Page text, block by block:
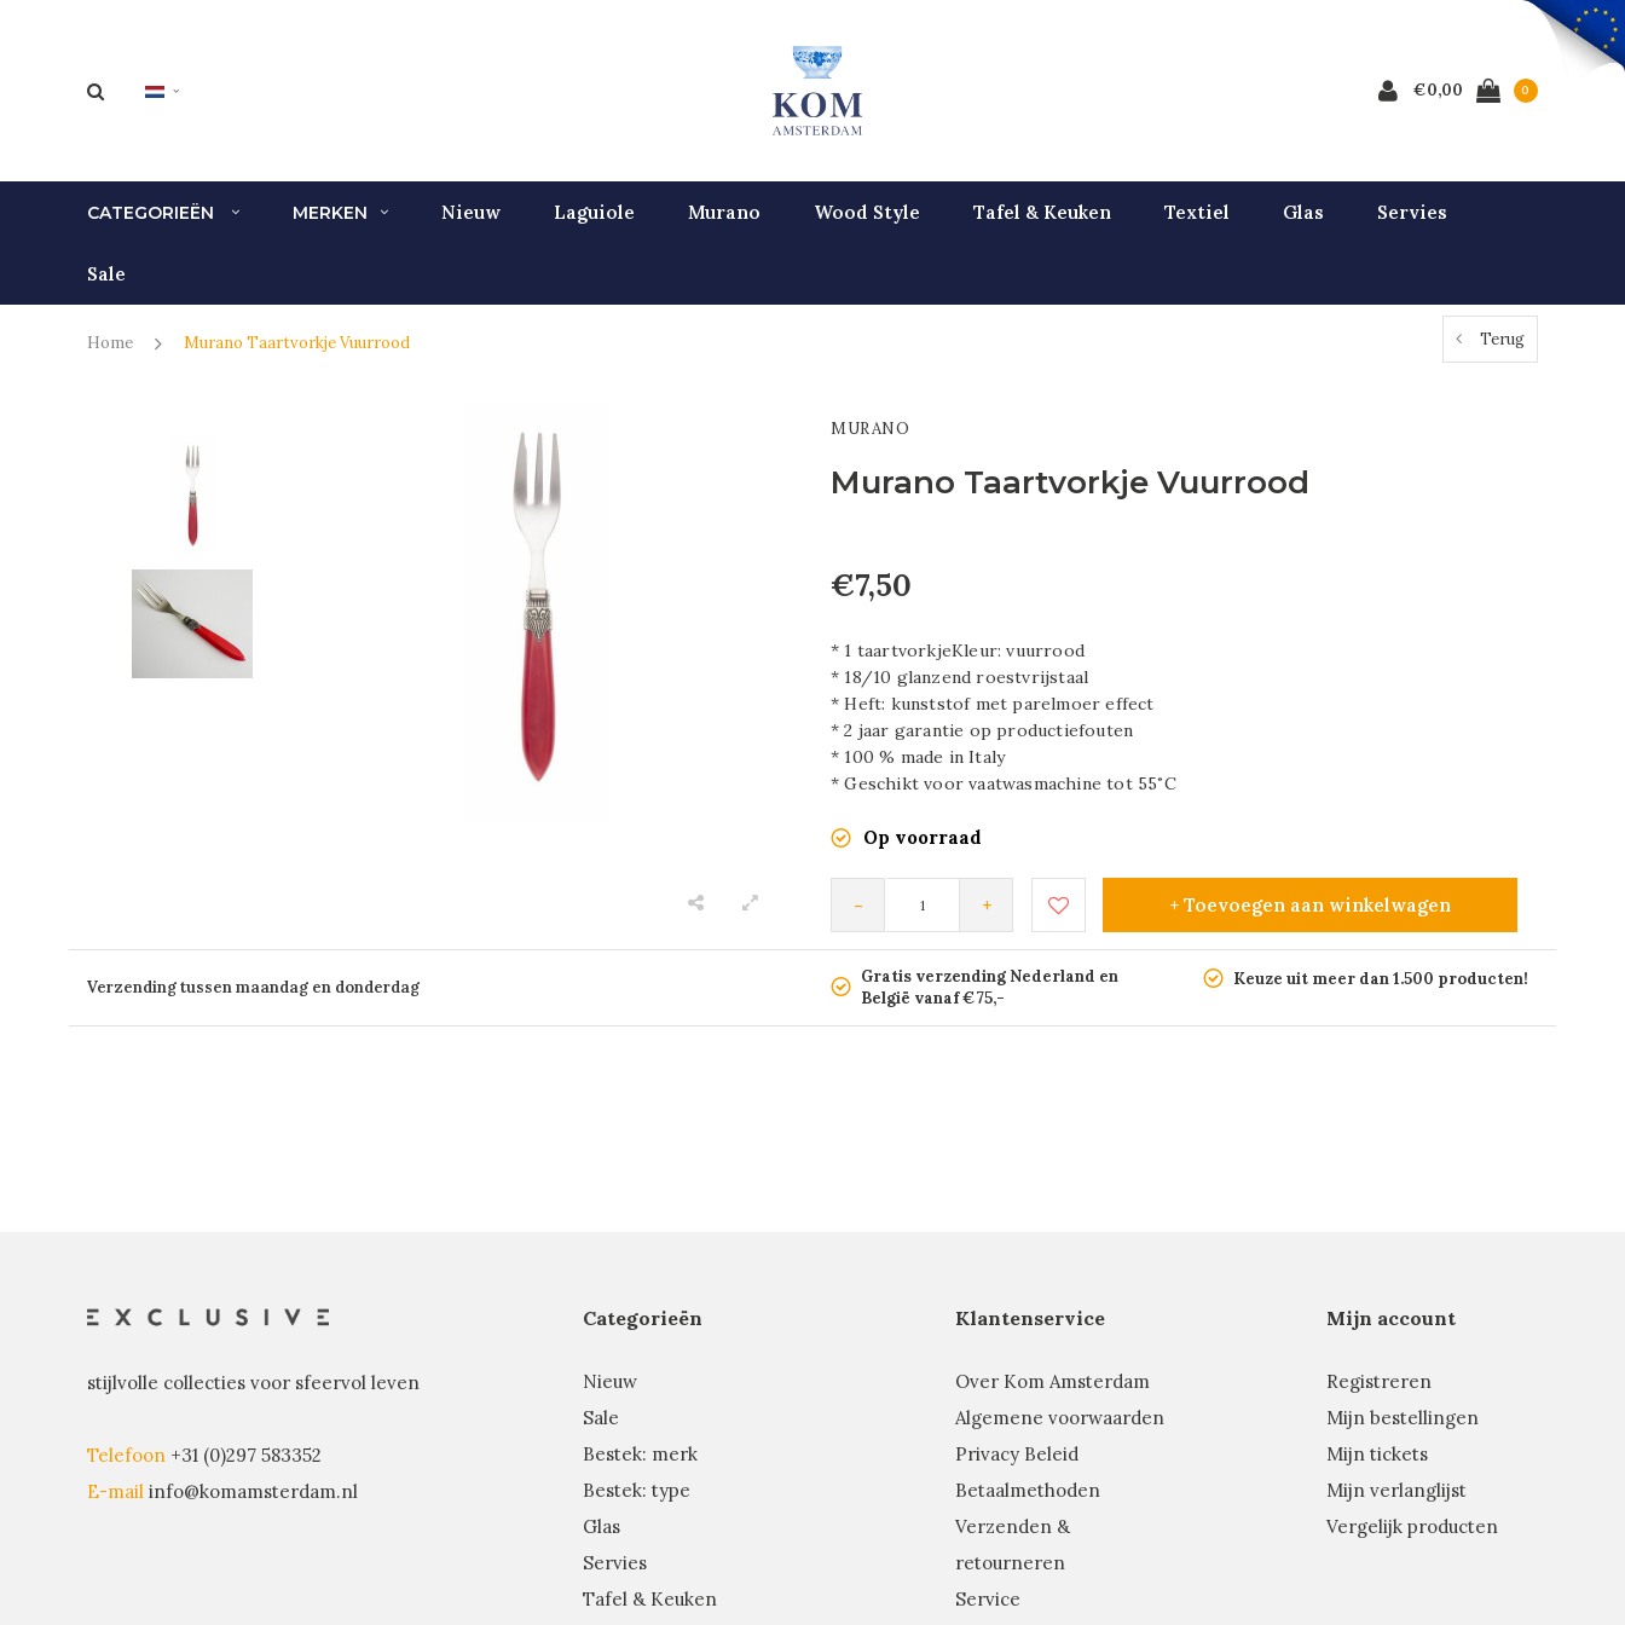
€0,00 0
CATEGORIEËN MERKEN Nieuw Laguiole Murano Wood Style Tafel & Keuken Textiel Glas Servies
Sale
Home Murano Taartvorkje Vuurrood Terug
MURANO
Murano Taartvorkje Vuurrood
€7,50
* 1 taartvorkjeKleur: vuurrood
* 18/10 glanzend roestvrijstaal
* Heft: kunststof met parelmoer effect
* 2 jaar garantie op productiefouten
* 100 % made in Italy
* Geschikt voor vaatwasmachine tot 55˚C
Op voorraad
- + + Toevoegen aan winkelwagen
Verzending tussen maandag en donderdag
Gratis verzending Nederland en
België vanaf €75,-
Keuze uit meer dan 1.500 producten!
stijlvolle collecties voor sfeervol leven
Telefoon +31 (0)297 583352
E-mail info@komamsterdam.nl
Categorieën
Nieuw
Sale
Bestek: merk
Bestek: type
Glas
Servies
Tafel & Keuken
Klantenservice
Over Kom Amsterdam
Algemene voorwaarden
Privacy Beleid
Betaalmethoden
Verzenden &
retourneren
Service
Mijn account
Registreren
Mijn bestellingen
Mijn tickets
Mijn verlanglijst
Vergelijk producten